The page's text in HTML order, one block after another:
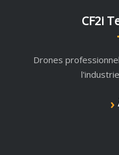
CF2i
Drones
›